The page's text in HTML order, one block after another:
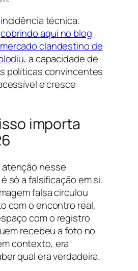
técnica.
cobrindo aqui no blog
clandestino de
, a capacidade de
políticas convincentes
e cresce
importa
atenção nesse
só a falsificação em si.
falsa circulou
com o encontro real,
com o registro
recebeu a foto no
contexto, era
qual era verdadeira.